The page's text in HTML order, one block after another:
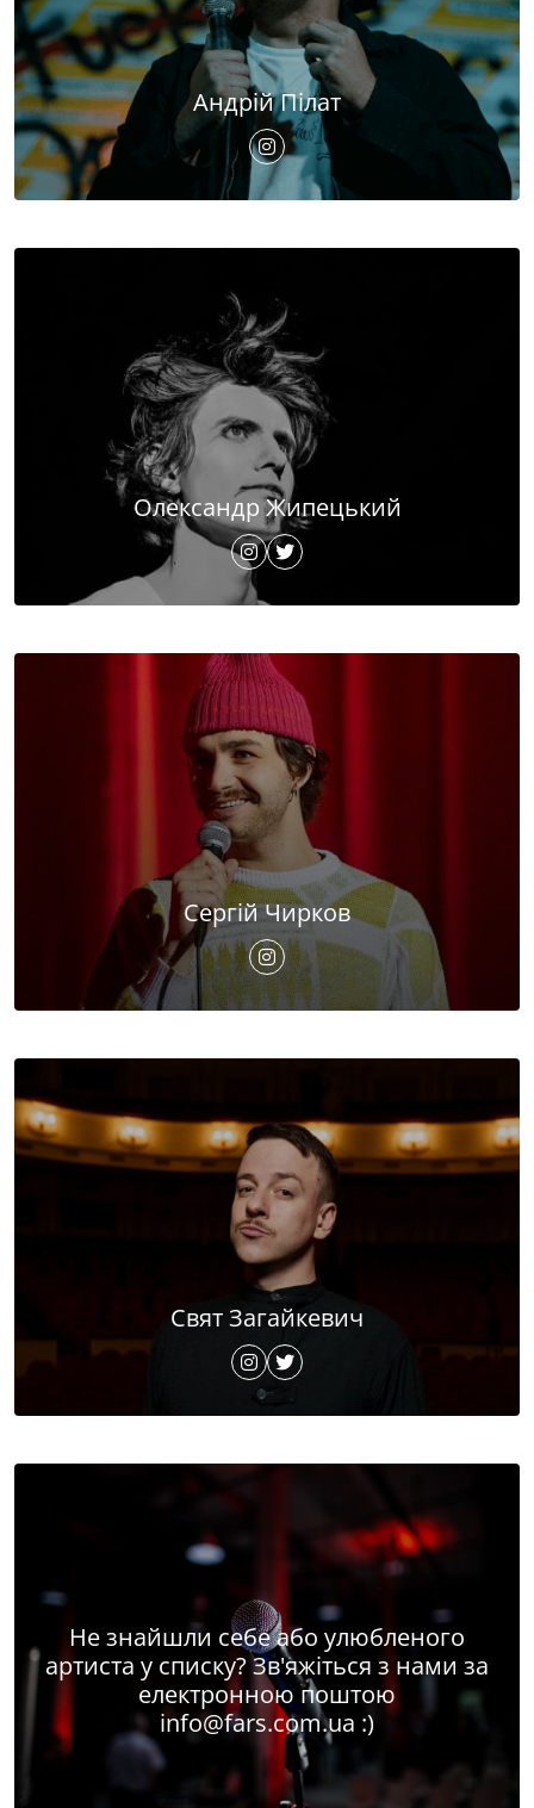
Андрій Пілат
Олександр Жипецький
Сергій Чирков
Свят Загайкевич
Не знайшли себе або улюбленого
артиста у списку? Зв'яжіться з нами за
електронною поштою
info@fars.com.ua :)